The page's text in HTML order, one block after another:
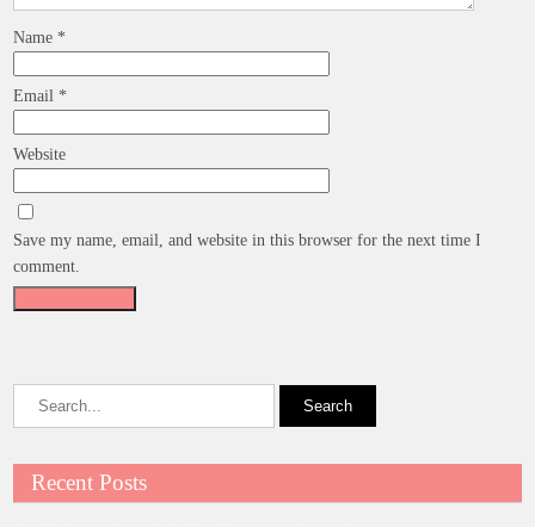
Name *
Email *
Website
Save my name, email, and website in this browser for the next time I
comment.
Recent Posts